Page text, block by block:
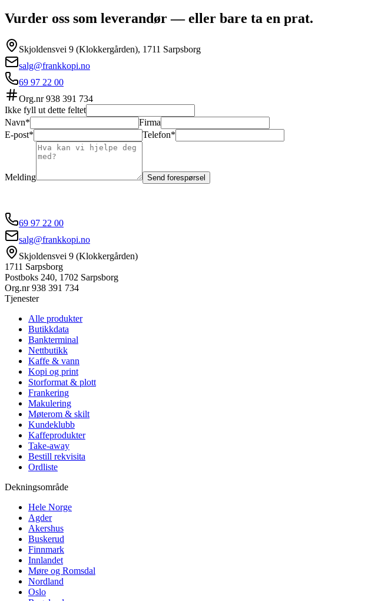
Vurder oss som leverandør — eller bare ta en prat.
Skjoldensvei 9 (Klokkergården), 1711 Sarpsborg
salg@frankkopi.no
69 97 22 00
Org.nr938 391 734
Ikke fyll ut dette feltet
Navn*
Firma
E-post*
Telefon*
Melding Send forespørsel
69 97 22 00
salg@frankkopi.no
Skjoldensvei 9 (Klokkergården)
1711 Sarpsborg
Postboks 240, 1702 Sarpsborg
Org.nr938 391 734
Tjenester
Alle produkter
Butikkdata
Bankterminal
Nettbutikk
Kaffe & vann
Kopi og print
Storformat & plott
Frankering
Makulering
Møterom & skilt
Kundeklubb
Kaffeprodukter
Take-away
Bestill rekvisita
Ordliste
Dekningsområde
Hele Norge
Agder
Akershus
Buskerud
Finnmark
Innlandet
Møre og Romsdal
Nordland
Oslo